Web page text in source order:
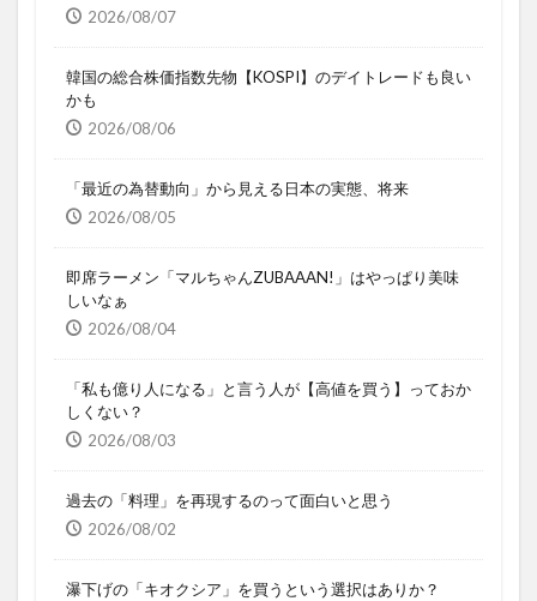
2026/08/07
韓国の総合株価指数先物【KOSPI】のデイトレードも良い
かも
2026/08/06
「最近の為替動向」から見える日本の実態、将来
2026/08/05
即席ラーメン「マルちゃんZUBAAAN!」はやっぱり美味
しいなぁ
2026/08/04
「私も億り人になる」と言う人が【高値を買う】っておか
しくない？
2026/08/03
過去の「料理」を再現するのって面白いと思う
2026/08/02
瀑下げの「キオクシア」を買うという選択はありか？